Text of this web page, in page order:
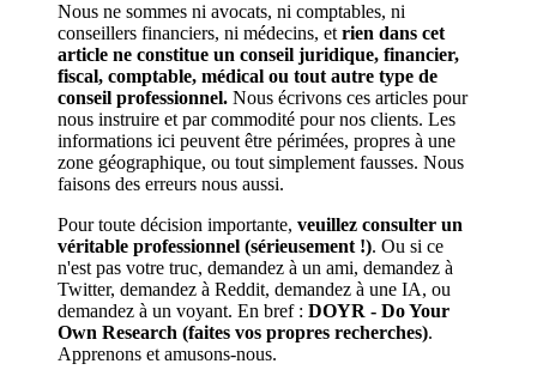
Nous ne sommes ni avocats, ni comptables, ni
conseillers financiers, ni médecins, et rien dans cet
article ne constitue un conseil juridique, financier,
fiscal, comptable, médical ou tout autre type de
conseil professionnel. Nous écrivons ces articles pour
nous instruire et par commodité pour nos clients. Les
informations ici peuvent être périmées, propres à une
zone géographique, ou tout simplement fausses. Nous
faisons des erreurs nous aussi.
Pour toute décision importante, veuillez consulter un
véritable professionnel (sérieusement !). Ou si ce
n'est pas votre truc, demandez à un ami, demandez à
Twitter, demandez à Reddit, demandez à une IA, ou
demandez à un voyant. En bref : DOYR - Do Your
Own Research (faites vos propres recherches).
Apprenons et amusons-nous.